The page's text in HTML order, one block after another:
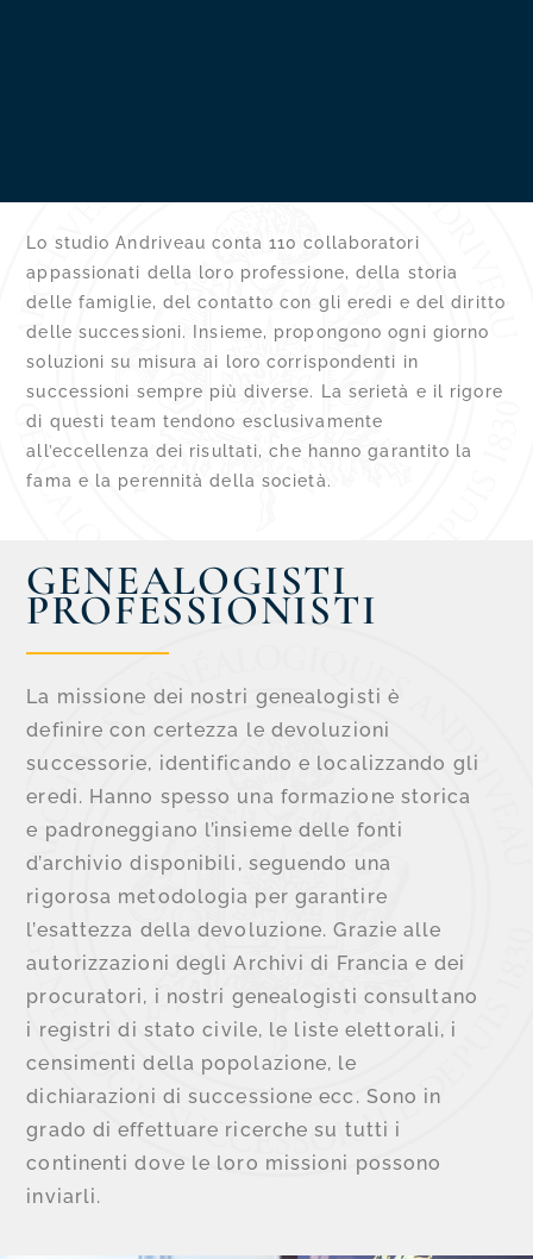
Lo studio Andriveau conta 110 collaboratori
appassionati della loro professione, della storia
delle famiglie, del contatto con gli eredi e del diritto
delle successioni. Insieme, propongono ogni giorno
soluzioni su misura ai loro corrispondenti in
successioni sempre più diverse. La serietà e il rigore
di questi team tendono esclusivamente
all’eccellenza dei risultati, che hanno garantito la
fama e la perennità della società.
GENEALOGISTI
PROFESSIONISTI
La missione dei nostri genealogisti è
definire con certezza le devoluzioni
successorie, identificando e localizzando gli
eredi. Hanno spesso una formazione storica
e padroneggiano l’insieme delle fonti
d’archivio disponibili, seguendo una
rigorosa metodologia per garantire
l’esattezza della devoluzione. Grazie alle
autorizzazioni degli Archivi di Francia e dei
procuratori, i nostri genealogisti consultano
i registri di stato civile, le liste elettorali, i
censimenti della popolazione, le
dichiarazioni di successione ecc. Sono in
grado di effettuare ricerche su tutti i
continenti dove le loro missioni possono
inviarli.